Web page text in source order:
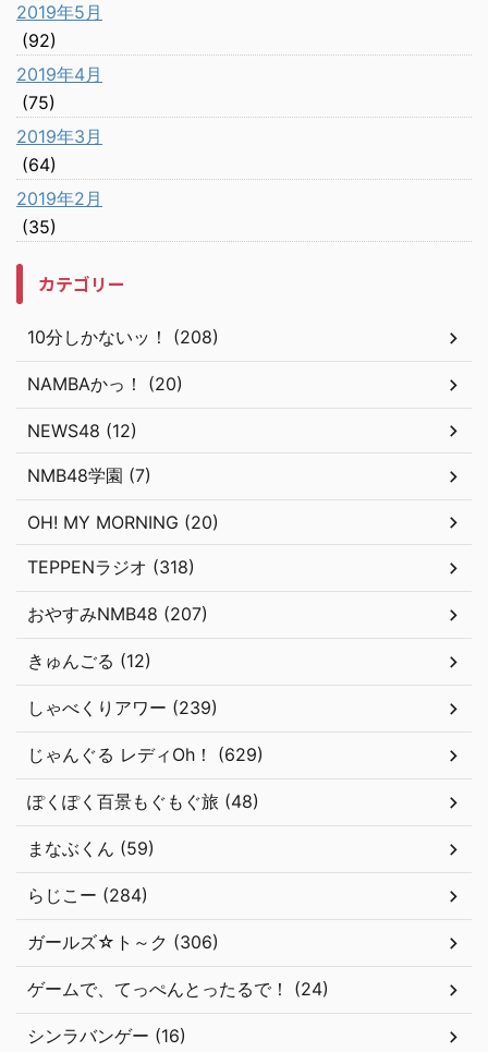
2019年5月
(92)
2019年4月
(75)
2019年3月
(64)
2019年2月
(35)
カテゴリー
10分しかないッ！ (208)
NAMBAかっ！ (20)
NEWS48 (12)
NMB48学園 (7)
OH! MY MORNING (20)
TEPPENラジオ (318)
おやすみNMB48 (207)
きゅんごる (12)
しゃべくりアワー (239)
じゃんぐる レディOh！ (629)
ぽくぽく百景もぐもぐ旅 (48)
まなぶくん (59)
らじこー (284)
ガールズ☆ト～ク (306)
ゲームで、てっぺんとったるで！ (24)
シンラバンゲー (16)